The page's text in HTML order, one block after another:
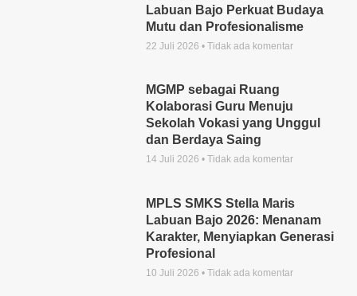
Labuan Bajo Perkuat Budaya
Mutu dan Profesionalisme
22 Juli 2026 Tidak ada komentar
MGMP sebagai Ruang
Kolaborasi Guru Menuju
Sekolah Vokasi yang Unggul
dan Berdaya Saing
14 Juli 2026 Tidak ada komentar
MPLS SMKS Stella Maris
Labuan Bajo 2026: Menanam
Karakter, Menyiapkan Generasi
Profesional
10 Juli 2026 Tidak ada komentar